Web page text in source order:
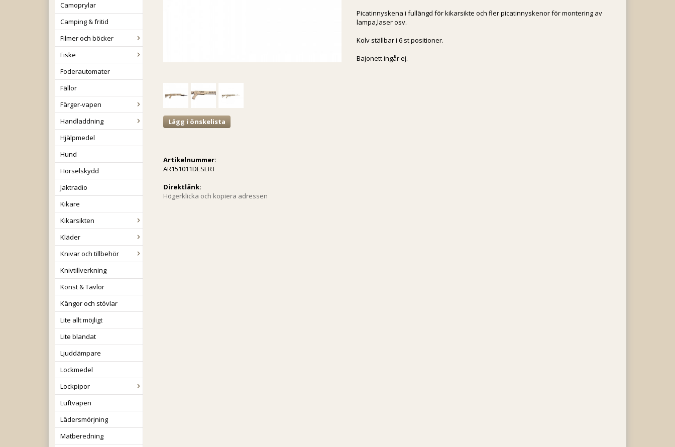
Camoprylar
Camping & fritid
Filmer och böcker
Fiske
Foderautomater
Fällor
Färger-vapen
Handladdning
Hjälpmedel
Hund
Hörselskydd
Jaktradio
Kikare
Kikarsikten
Kläder
Knivar och tillbehör
Knivtillverkning
Konst & Tavlor
Kängor och stövlar
Lite allt möjligt
Lite blandat
Ljuddämpare
Lockmedel
Lockpipor
Luftvapen
Lädersmörjning
Matberedning
Lägg i önskelista
Artikelnummer:
AR151011DESERT
Direktlänk:
Högerklicka och kopiera adressen
Picatinnyskena i fullängd för kikarsikte och fler picatinnyskenor för montering av
lampa,laser osv.
Kolv ställbar i 6 st positioner.
Bajonett ingår ej.